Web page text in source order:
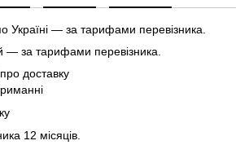
— за тарифами перевізника.
— за тарифами перевізника.
доставку
12 місяців.